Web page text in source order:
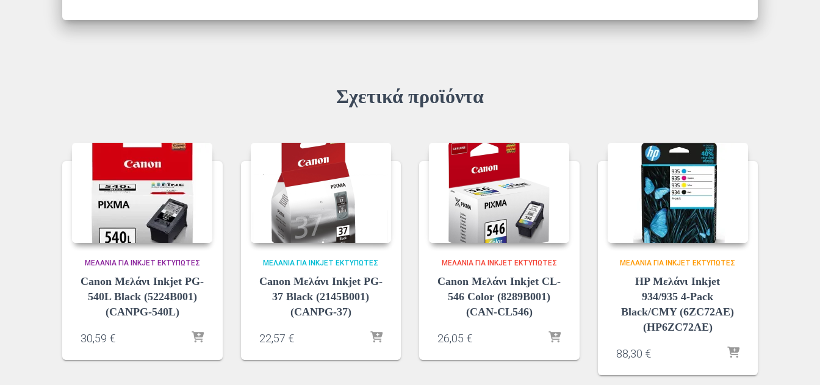
Σχετικά προϊόντα
ΜΕΛΆΝΙΑ ΓΙΑ INKJET ΕΚΤΥΠΩΤΈΣ
Canon Μελάνι Inkjet PG-
540L Black (5224B001)
(CANPG-540L)
30,59 €
ΜΕΛΆΝΙΑ ΓΙΑ INKJET ΕΚΤΥΠΩΤΈΣ
Canon Μελάνι Inkjet PG-
37 Black (2145B001)
(CANPG-37)
22,57 €
ΜΕΛΆΝΙΑ ΓΙΑ INKJET ΕΚΤΥΠΩΤΈΣ
Canon Μελάνι Inkjet CL-
546 Color (8289B001)
(CAN-CL546)
26,05 €
ΜΕΛΆΝΙΑ ΓΙΑ INKJET ΕΚΤΥΠΩΤΈΣ
HP Μελάνι Inkjet
934/935 4-Pack
Black/CMY (6ZC72AE)
(HP6ZC72AE)
88,30 €